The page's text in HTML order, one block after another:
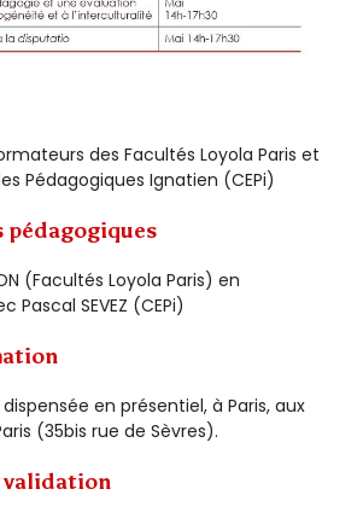
des Facultés Loyola Paris et
Pédagogiques Ignatien (CEPi)
pédagogiques
(Facultés Loyola Paris) en
Pascal SEVEZ (CEPi)
en présentiel, à Paris, aux
(35bis rue de Sèvres).
validation